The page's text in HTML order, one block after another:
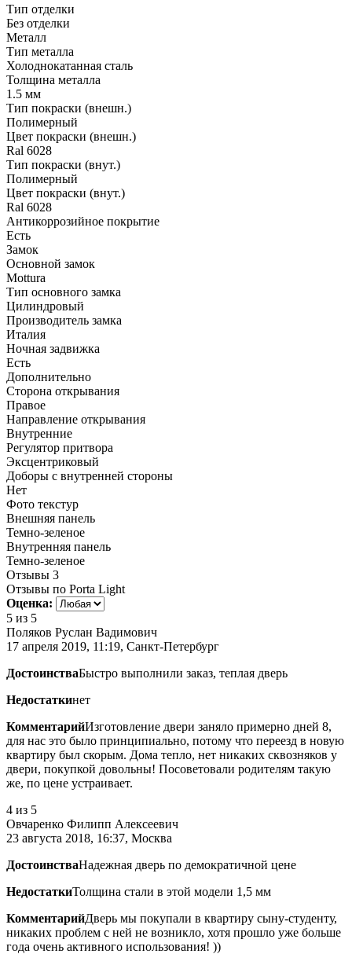
Тип отделки
Без отделки
Металл
Тип металла
Холоднокатанная сталь
Толщина металла
1.5 мм
Тип покраски (внешн.)
Полимерный
Цвет покраски (внешн.)
Ral 6028
Тип покраски (внут.)
Полимерный
Цвет покраски (внут.)
Ral 6028
Антикоррозийное покрытие
Есть
Замок
Основной замок
Mottura
Тип основного замка
Цилиндровый
Производитель замка
Италия
Ночная задвижка
Есть
Дополнительно
Сторона открывания
Правое
Направление открывания
Внутренние
Регулятор притвора
Эксцентриковый
Доборы с внутренней стороны
Нет
Фото текстур
Внешняя панель
Темно-зеленое
Внутренняя панель
Темно-зеленое
Отзывы 3
Отзывы по Porta Light
Оценка:
5 из 5
Поляков Руслан Вадимович
17 апреля 2019, 11:19, Санкт-Петербург
ДостоинстваБыстро выполнили заказ, теплая дверь
Недостаткинет
КомментарийИзготовление двери заняло примерно дней 8,
для нас это было принципиально, потому что переезд в новую
квартиру был скорым. Дома тепло, нет никаких сквозняков у
двери, покупкой довольны! Посоветовали родителям такую
же, по цене устраивает.
4 из 5
Овчаренко Филипп Алексеевич
23 августа 2018, 16:37, Москва
ДостоинстваНадежная дверь по демократичной цене
НедостаткиТолщина стали в этой модели 1,5 мм
КомментарийДверь мы покупали в квартиру сыну-студенту,
никаких проблем с ней не возникло, хотя прошло уже больше
года очень активного использования! ))